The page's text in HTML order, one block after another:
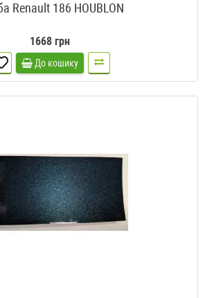
Renault 186 HOUBLON
1668 грн
До кошику